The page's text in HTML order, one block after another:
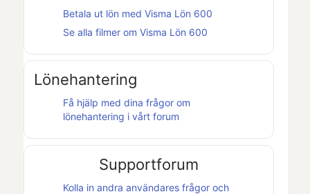
Betala ut lön med Visma Lön 600
Se alla filmer om Visma Lön 600
Lönehantering
Få hjälp med dina frågor om
lönehantering i vårt forum
Supportforum
Kolla in andra användares frågor och